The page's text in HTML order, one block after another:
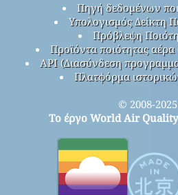
Πηγή δεδομένων
Υπολογισμός Δείκτη
Πρόβλεψη
Προϊόντα ποιότητας
API (Διασύνδεση
Πλατφόρμα
© 2008-2025
Το έργο World Air